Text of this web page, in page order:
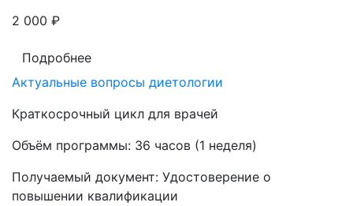
2 000 ₽
Подробнее
Актуальные вопросы диетологии
Краткосрочный цикл для врачей
Объём программы: 36 часов (1 неделя)
Получаемый документ: Удостоверение о
повышении квалификации